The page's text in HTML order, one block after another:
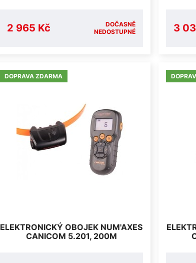
2 965 Kč
DOČASNĚ
NEDOSTUPNÉ
3
DOPRAVA ZDARMA
ELEKTRONICKÝ OBOJEK NUM'AXES
CANICOM 5.201, 200M